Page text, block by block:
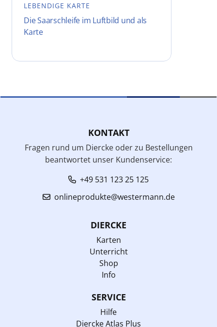
LEBENDIGE KARTE
Die Saarschleife im Luftbild und als
Karte
KONTAKT
Fragen rund um Diercke oder zu Bestellungen
beantwortet unser Kundenservice:
+49 531 123 25 125
onlineprodukte@westermann.de
DIERCKE
Karten
Unterricht
Shop
Info
SERVICE
Hilfe
Diercke Atlas Plus